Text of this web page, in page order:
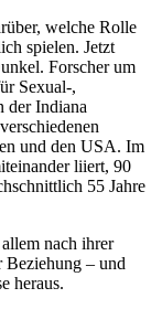
welche Rolle
spielen. Jetzt
Forscher um
Sexual-,
der Indiana
und den USA. Im
liiert, 90
55 Jahre
nach ihrer
Beziehung – und
heraus.